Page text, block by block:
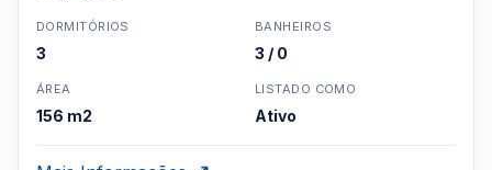
DORMITÓRIOS
3
BANHEIROS
3 / 0
ÁREA
156 m2
LISTADO COMO
Ativo